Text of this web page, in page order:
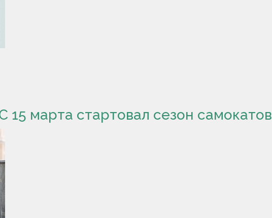
15 марта стартовал сезон самокатов